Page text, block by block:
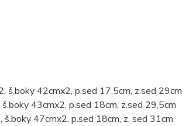
š.boky 42cmx2, p.sed 17,5cm, z.sed 29cm
43cmx2, p.sed 18cm, z.sed 29,5cm
47cmx2, p.sed 18cm, z. sed 31cm